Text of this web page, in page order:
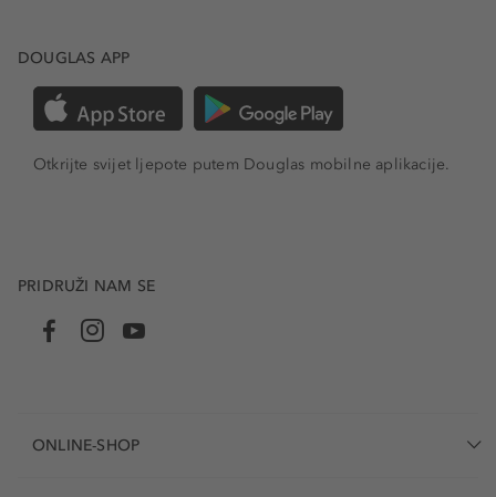
DOUGLAS APP
Otkrijte svijet ljepote putem Douglas mobilne aplikacije.
PRIDRUŽI NAM SE
ONLINE-SHOP